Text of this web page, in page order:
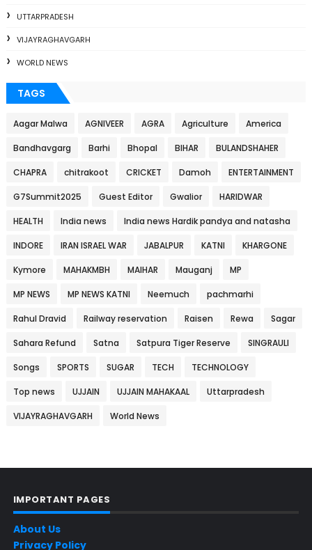
UTTARPRADESH
VIJAYRAGHAVGARH
WORLD NEWS
TAGS
Aagar Malwa AGNIVEER AGRA Agriculture America
Bandhavgarg Barhi Bhopal BIHAR BULANDSHAHER
CHAPRA chitrakoot CRICKET Damoh ENTERTAINMENT
G7Summit2025 Guest Editor Gwalior HARIDWAR
HEALTH India news India news Hardik pandya and natasha
INDORE IRAN ISRAEL WAR JABALPUR KATNI KHARGONE
Kymore MAHAKMBH MAIHAR Mauganj MP
MP NEWS MP NEWS KATNI Neemuch pachmarhi
Rahul Dravid Railway reservation Raisen Rewa Sagar
Sahara Refund Satna Satpura Tiger Reserve SINGRAULI
Songs SPORTS SUGAR TECH TECHNOLOGY
Top news UJJAIN UJJAIN MAHAKAAL Uttarpradesh
VIJAYRAGHAVGARH World News
IMPORTANT PAGES
About Us
Privacy Policy